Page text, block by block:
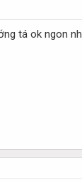
tá ok ngon